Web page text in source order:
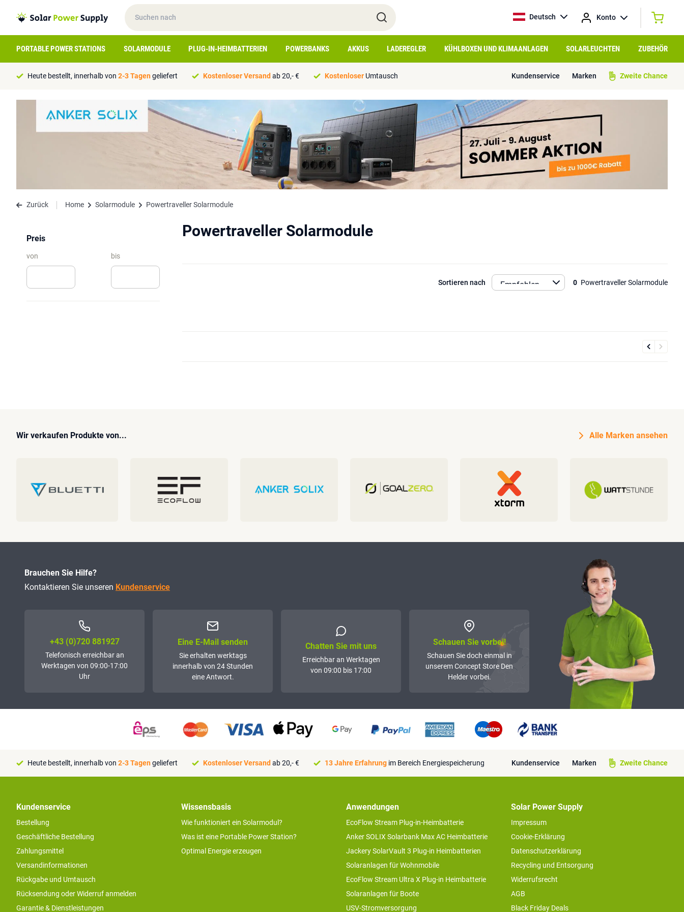
Deutsch Konto
PORTABLE POWER STATIONS SOLARMODULE PLUG-IN-HEIMBATTERIEN POWERBANKS AKKUS LADEREGLER KÜHLBOXEN UND KLIMAANLAGEN SOLARLEUCHTEN ZUBEHÖR
Heute bestellt, innerhalb von 2-3 Tagengeliefert Kostenloser Versand ab 20,- € Kostenloser Umtausch Kundenservice Marken Zweite Chance
Zurück Home Solarmodule Powertraveller Solarmodule
Preis
von bis
Powertraveller Solarmodule
Sortieren nach 0 Powertraveller Solarmodule
Wir verkaufen Produkte von... Alle Marken ansehen
Brauchen Sie Hilfe?
Kontaktieren Sie unseren Kundenservice
+43 (0)72­0 881927
Telefonisch erreichbar an
Werktagen von 09:00-17:00
Uhr
Eine E-Mail senden
Sie erhalten werktags
innerhalb von 24 Stunden
eine Antwort.
Chatten Sie mit uns
Erreichbar an Werktagen
von 09:00 bis 17:00
Schauen Sie vorbei!
Schauen Sie doch einmal in
unserem Concept Store Den
Helder vorbei.
Heute bestellt, innerhalb von 2-3 Tagengeliefert Kostenloser Versand ab 20,- € 13 Jahre Erfahrung im Bereich Energiespeicherung Kundenservice Marken Zweite Chance
Kundenservice
Bestellung
Geschäftliche Bestellung
Zahlungsmittel
Versandinformationen
Rückgabe und Umtausch
Rücksendung oder Widerruf anmelden
Garantie & Dienstleistungen
Wissensbasis
Wie funktioniert ein Solarmodul?
Was ist eine Portable Power Station?
Optimal Energie erzeugen
Anwendungen
EcoFlow Stream Plug-in-Heimbatterie
Anker SOLIX Solarbank Max AC Heimbatterie
Jackery SolarVault 3 Plug-in Heimbatterien
Solaranlagen für Wohnmobile
EcoFlow Stream Ultra X Plug-in Heimbatterie
Solaranlagen für Boote
USV-Stromversorgung
Solar Power Supply
Impressum
Cookie-Erklärung
Datenschutzerklärung
Recycling und Entsorgung
Widerrufsrecht
AGB
Black Friday Deals